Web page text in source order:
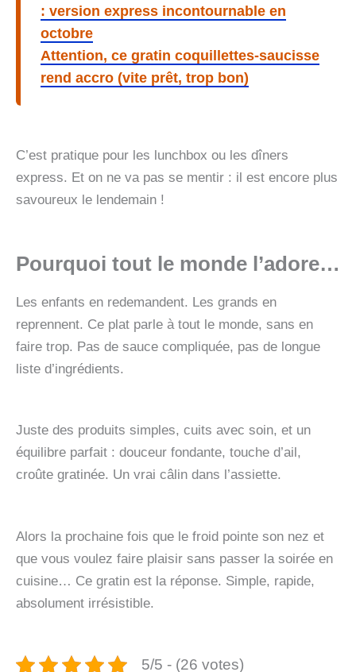
: version express incontournable en
octobre
Attention, ce gratin coquillettes-saucisse
rend accro (vite prêt, trop bon)
C’est pratique pour les lunchbox ou les dîners
express. Et on ne va pas se mentir : il est encore plus
savoureux le lendemain !
Pourquoi tout le monde l’adore…
Les enfants en redemandent. Les grands en
reprennent. Ce plat parle à tout le monde, sans en
faire trop. Pas de sauce compliquée, pas de longue
liste d’ingrédients.
Juste des produits simples, cuits avec soin, et un
équilibre parfait : douceur fondante, touche d’ail,
croûte gratinée. Un vrai câlin dans l’assiette.
Alors la prochaine fois que le froid pointe son nez et
que vous voulez faire plaisir sans passer la soirée en
cuisine… Ce gratin est la réponse. Simple, rapide,
absolument irrésistible.
5/5 - (26 votes)